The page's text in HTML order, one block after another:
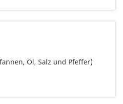
Öl, Salz und Pfeffer)